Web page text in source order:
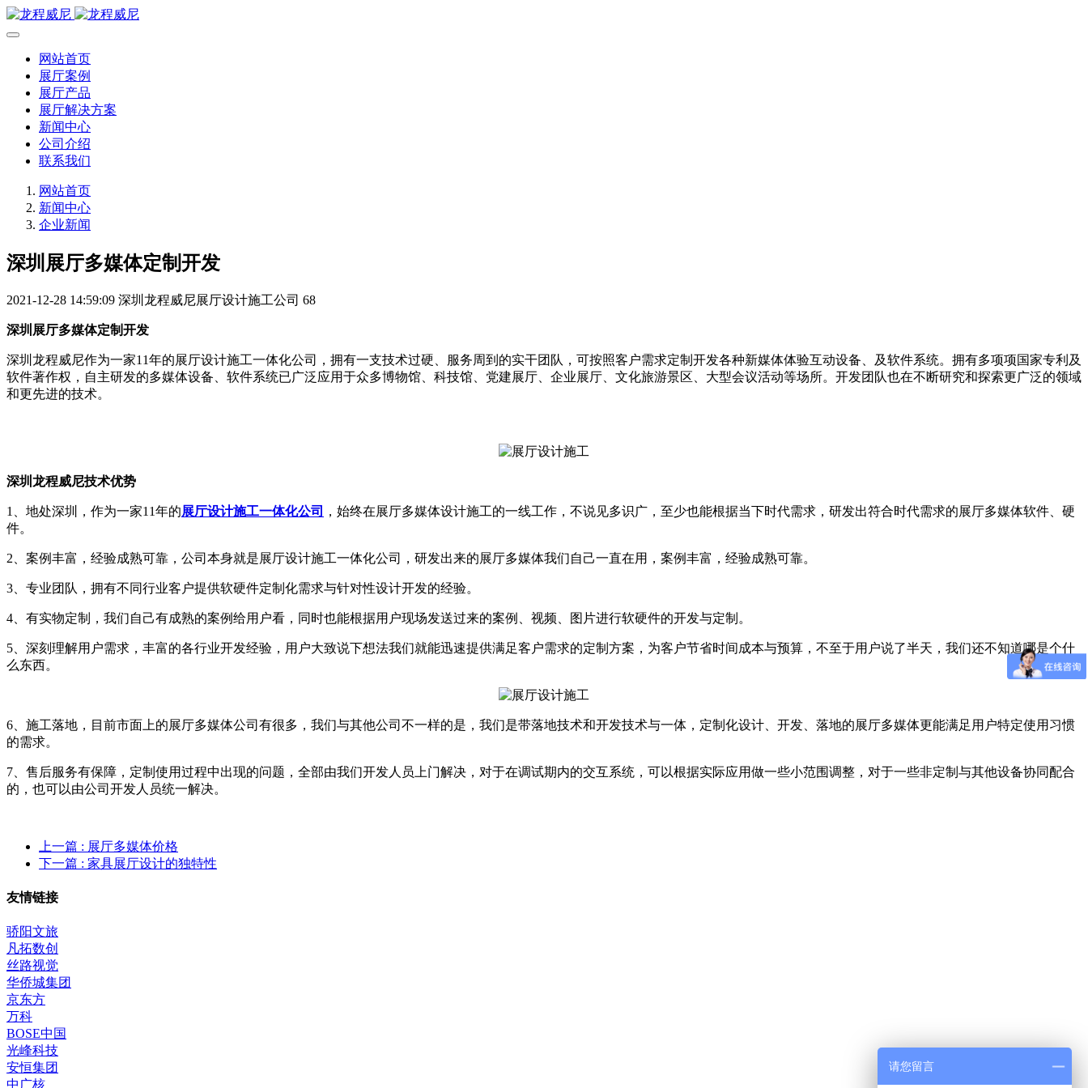
网站首页
展厅案例
展厅产品
展厅解决方案
新闻中心
公司介绍
联系我们
网站首页
新闻中心
企业新闻
深圳展厅多媒体定制开发
2021-12-28 14:59:09 深圳龙程威尼展厅设计施工公司 68
深圳展厅多媒体定制开发
深圳龙程威尼作为一家11年的展厅设计施工一体化公司，拥有一支技术过硬、服务周到的实干团队，可按照客户需求定制开发各种新媒体体验互动设备、及软件系统。拥有多项项国家专利及
软件著作权，自主研发的多媒体设备、软件系统已广泛应用于众多博物馆、科技馆、党建展厅、企业展厅、文化旅游景区、大型会议活动等场所。开发团队也在不断研究和探索更广泛的领域
和更先进的技术。
深圳龙程威尼技术优势
1、地处深圳，作为一家11年的展厅设计施工一体化公司
，始终在展厅多媒体设计施工的一线工作，不说见多识广，至少也能根据当下时代需求，研发出符合时代需求的展厅多媒体软件、硬
件。
2、案例丰富，经验成熟可靠，公司本身就是展厅设计施工一体化公司，研发出来的展厅多媒体我们自己一直在用，案例丰富，经验成熟可靠。
3、专业团队，拥有不同行业客户提供软硬件定制化需求与针对性设计开发的经验。
4、有实物定制，我们自己有成熟的案例给用户看，同时也能根据用户现场发送过来的案例、视频、图片进行软硬件的开发与定制。
5、深刻理解用户需求，丰富的各行业开发经验，用户大致说下想法我们就能迅速提供满足客户需求的定制方案，为客户节省时间成本与预算，不至于用户说了半天，我们还不知道哪是个什
么东西。
6、施工落地，目前市面上的展厅多媒体公司有很多，我们与其他公司不一样的是，我们是带落地技术和开发技术与一体，定制化设计、开发、落地的展厅多媒体更能满足用户特定使用习惯
的需求。
7、售后服务有保障，定制使用过程中出现的问题，全部由我们开发人员上门解决，对于在调试期内的交互系统，可以根据实际应用做一些小范围调整，对于一些非定制与其他设备协同配合
的，也可以由公司开发人员统一解决。
上一篇 : 展厅多媒体价格
下一篇 : 家具展厅设计的独特性
友情链接
骄阳文旅
凡拓数创
丝路视觉
华侨城集团
京东方
万科
BOSE中国
光峰科技
安恒集团
中广核
请您留言